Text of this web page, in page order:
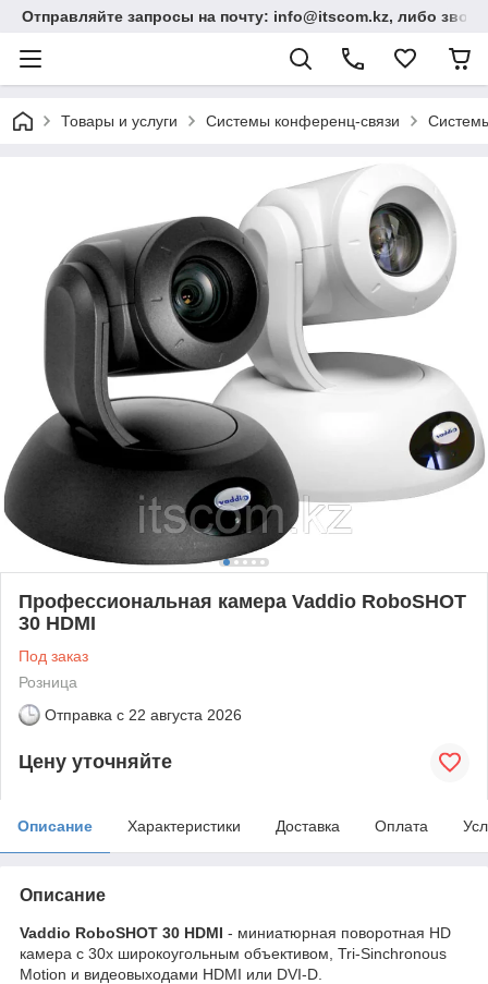
Отправляйте запросы на почту: info@itscom.kz, либо
Товары и услуги Системы конференц-связи
Профессиональная камера Vaddio RoboSHOT
30 HDMI
Под заказ
Розница
Отправка с 22 августа 2026
Цену уточняйте
Описание Характеристики Доставка Оплата
Описание
Vaddio RoboSHOT 30 HDMI - миниатюрная поворотная HD
камера с 30х широкоугольным объективом, Tri-Sinchronous
Motion и видеовыходами HDMI или DVI-D.